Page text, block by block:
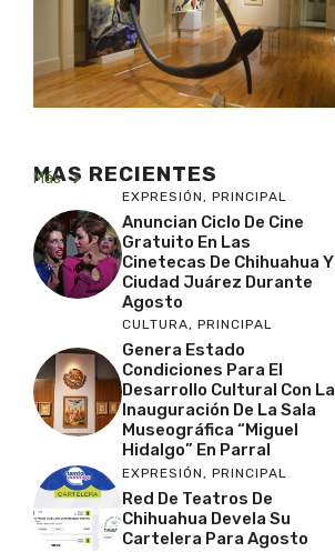
MAS RECIENTES
Más
EXPRESIÓN, PRINCIPAL
Anuncian Ciclo De Cine
Gratuito En Las
Cinetecas De Chihuahua Y
Ciudad Juárez Durante
Agosto
CULTURA, PRINCIPAL
Genera Estado
Condiciones Para El
Desarrollo Cultural Con La
Inauguración De La Sala
Museográfica “Miguel
Hidalgo” En Parral
EXPRESIÓN , PRINCIPAL
Red De Teatros De
Chihuahua Devela Su
Cartelera Para Agosto